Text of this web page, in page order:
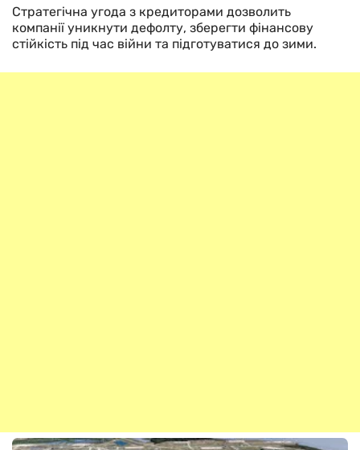
Стратегічна угода з кредиторами дозволить
компанії уникнути дефолту, зберегти фінансову
стійкість під час війни та підготуватися до зими.